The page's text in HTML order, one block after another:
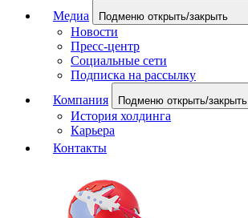
Медиа
Подменю открыть/закрыть
Новости
Пресс-центр
Социальные сети
Подписка на рассылку
Компания
Подменю открыть/закрыть
История холдинга
Карьера
Контакты